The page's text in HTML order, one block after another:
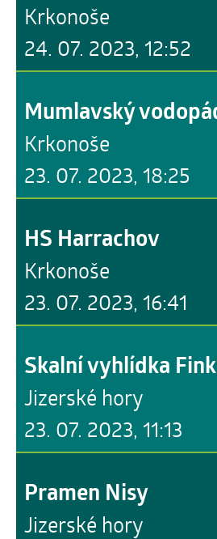
24. 07. 2023, 12:52
Krkonoše
23. 07. 2023, 18:25
Mumlavský
Krkonoše
23. 07. 2023, 16:41
HS Harrachov
Krkonoše
23. 07. 2023, 11:13
Skalní vyhlídka
Jizerské hory
Pramen Nisy
Jizerské hory